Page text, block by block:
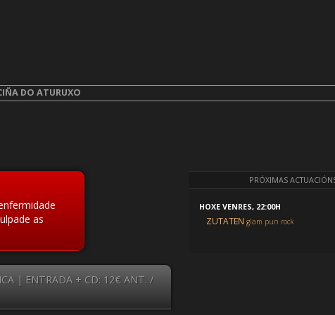
DO ATURUXO
as
| ENTRADA + CD: 12€ ANT. /
PRÓXIMAS
HOXE VENRES, 22:00H
ZUTATEN glam pun rock